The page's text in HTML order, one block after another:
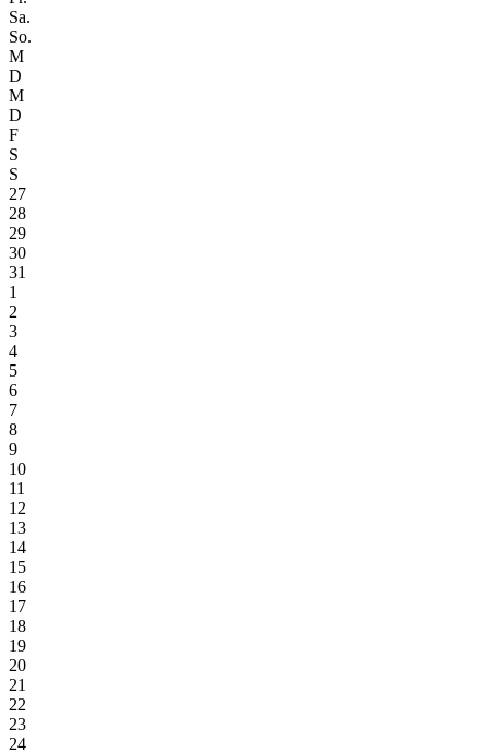
Sa.
So.
M
D
M
D
F
S
S
27
28
29
30
31
1
2
3
4
5
6
7
8
9
10
11
12
13
14
15
16
17
18
19
20
21
22
23
24